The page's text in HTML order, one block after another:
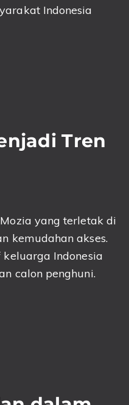
Indonesia
Tren
yang terletak di
kemudahan akses.
Indonesia
calon penghuni.